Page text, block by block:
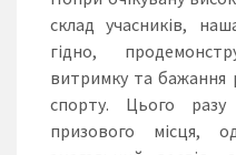
склад учасників,
гідно,
витримку та бажання
спорту. Цього
призового місця,